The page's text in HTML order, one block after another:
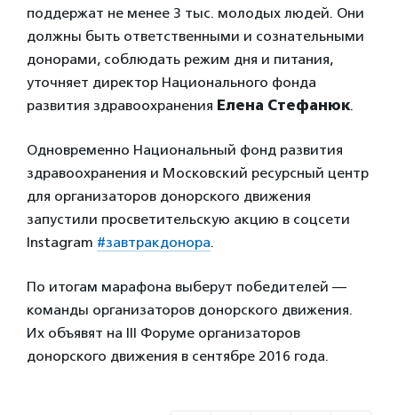
поддержат не менее 3 тыс. молодых людей. Они
должны быть ответственными и сознательными
донорами, соблюдать режим дня и питания,
уточняет директор Национального фонда
развития здравоохранения Елена Стефанюк.
Одновременно Национальный фонд развития
здравоохранения и Московский ресурсный центр
для организаторов донорского движения
запустили просветительскую акцию в соцсети
Instagram #завтракдонора.
По итогам марафона выберут победителей —
команды организаторов донорского движения.
Их объявят на III Форуме организаторов
донорского движения в сентябре 2016 года.